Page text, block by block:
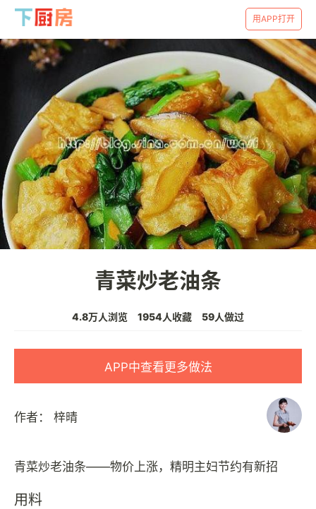
用APP打开
青菜炒老油条
4.8万人浏览 1954人收藏 59人做过
APP中查看更多做法
作者： 梓晴
用料